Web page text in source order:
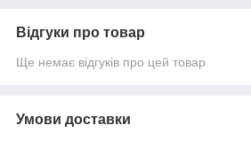
Відгуки про товар
Ще немає відгуків про цей товар
Умови доставки